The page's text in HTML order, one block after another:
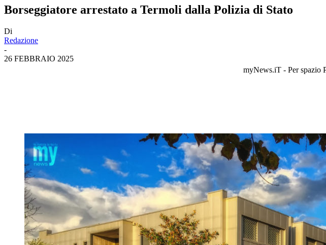
Borseggiatore arrestato a Termoli dalla Polizia di Stato
Di
Redazione
-
26 FEBBRAIO 2025
myNews.iT - Per spazio